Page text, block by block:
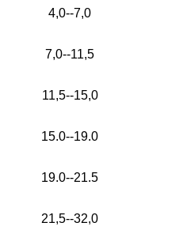
4,0--7,0
7,0--11,5
11,5--15,0
15.0--19.0
19.0--21.5
21,5--32,0